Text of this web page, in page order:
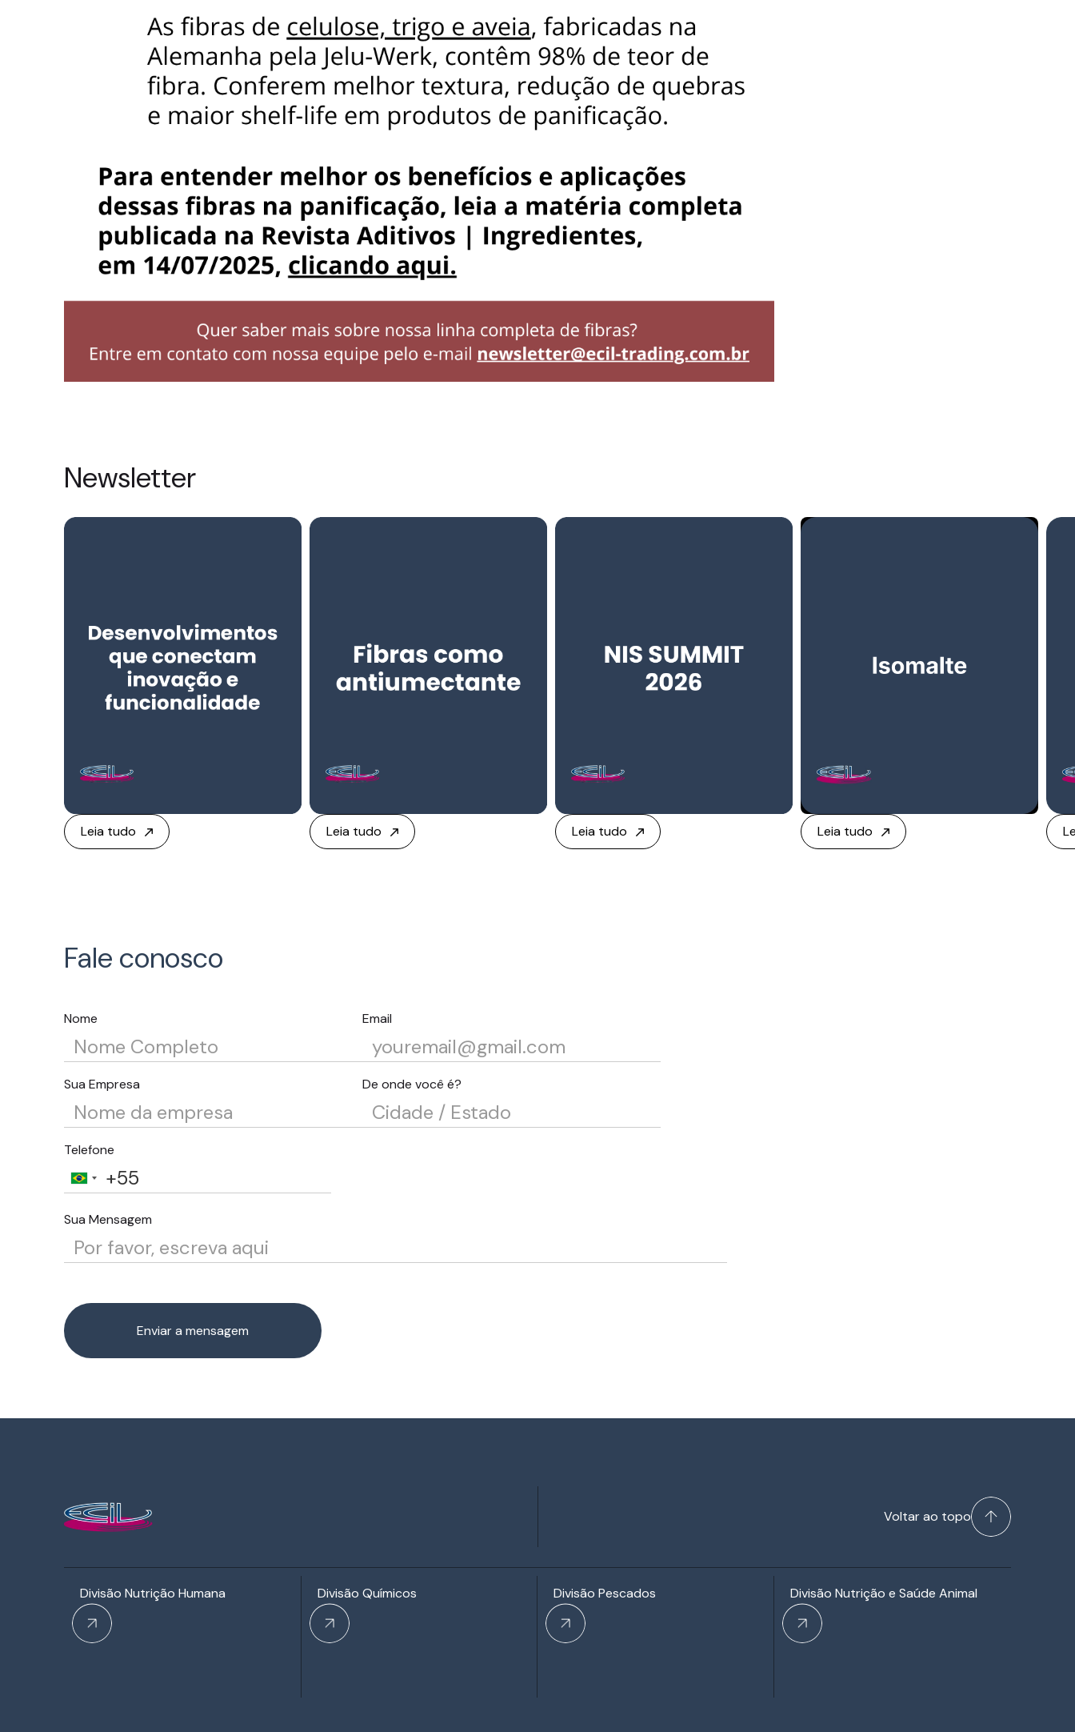
Newsletter
Leia tudo Leia tudo Leia tudo Leia tudo
Fale conosco
Nome Email
Sua Empresa De onde você é?
Telefone
Sua Mensagem
Divisão Nutrição Humana
Voltar ao topo
Divisão Químicos Divisão Pescados Divisão Nutrição e Saúde Animal